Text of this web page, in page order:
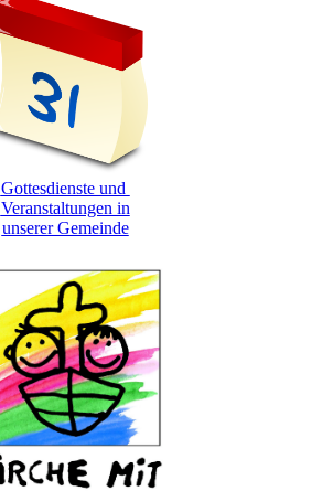
Gottesdienste und
Veranstaltungen in
unserer Gemeinde